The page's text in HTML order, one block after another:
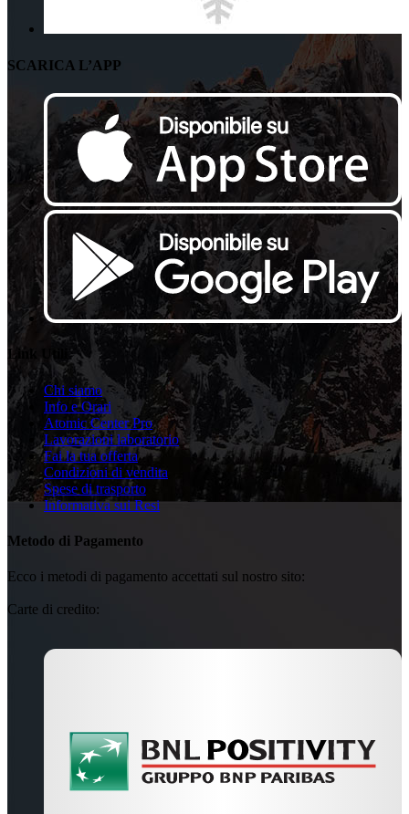
SCARICA L’APP
Link Utili
Chi siamo
Info e Orari
Atomic Center Pro
Lavorazioni laboratorio
Fai la tua offerta
Condizioni di vendita
Spese di trasporto
Informativa sui Resi
Metodo di Pagamento
Ecco i metodi di pagamento accettati sul nostro sito:
Carte di credito: